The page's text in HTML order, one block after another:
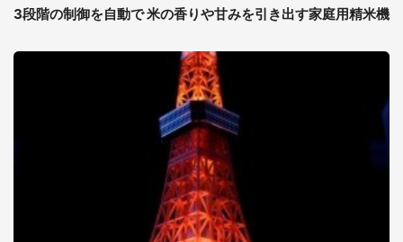
3段階の制御を自動で 米の香りや甘みを引き出す家庭用精米機